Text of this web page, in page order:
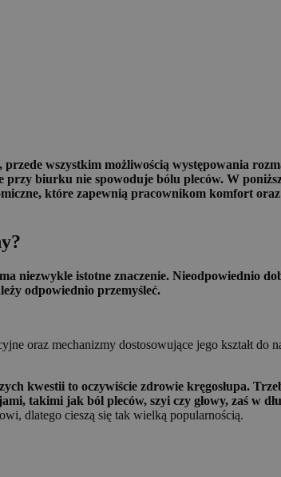
wszystkim możliwością występowania
biurku nie spowoduje bólu pleców. W
które zapewnią pracownikom komfort
ma niezwykle istotne znaczenie. Nieodpowiednio
odpowiednio przemyśleć.
oraz mechanizmy dostosowujące jego kształt do
kwestii to oczywiście zdrowie kręgosłupa.
takimi jak ból pleców, szyi czy głowy, zaś w
dlatego cieszą się tak wielką popularnością.